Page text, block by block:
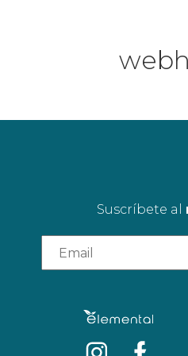
Suscríbete al